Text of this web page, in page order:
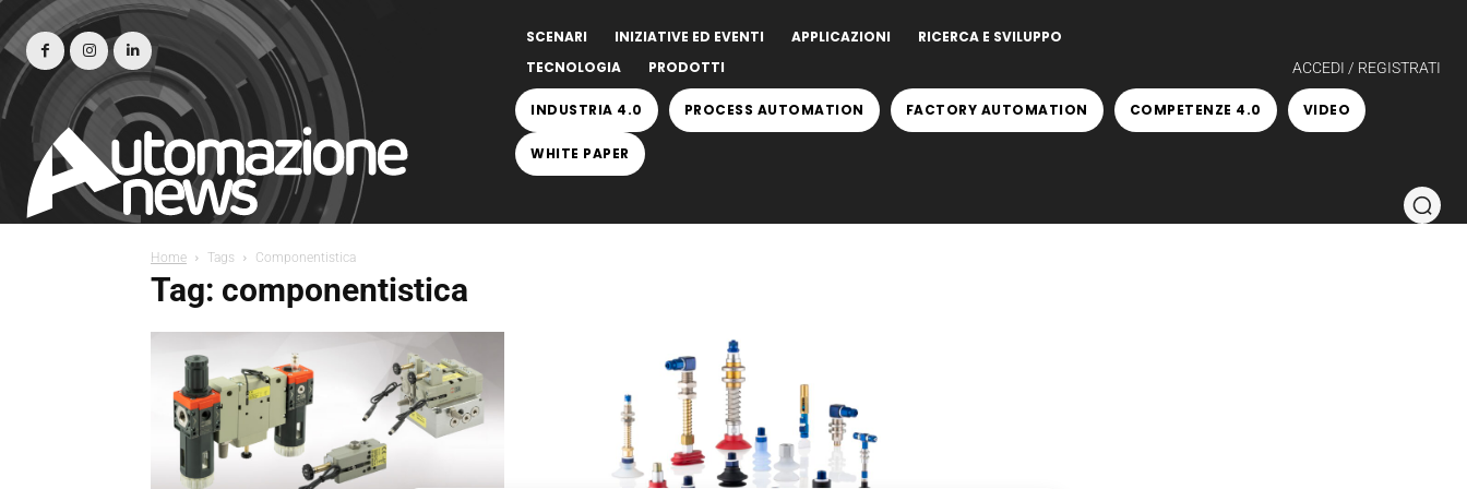
SCENARI INIZIATIVE ED EVENTI APPLICAZIONI
RICERCA E SVILUPPO
TECNOLOGIA
PRODOTTI ACCEDI / REGISTRATI
INDUSTRIA 4.0 PROCESS AUTOMATION FACTORY AUTOMATION COMPETENZE 4.0 VIDEO
WHITE PAPER
Home Tags Componentistica
Tag: componentistica